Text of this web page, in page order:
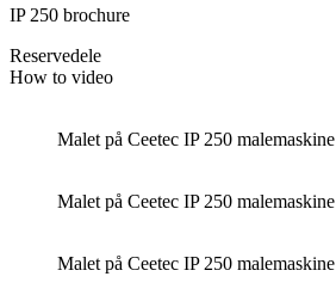
IP 250 brochure
Reservedele
How to video
Malet på Ceetec IP 250 malemaskine
Malet på Ceetec IP 250 malemaskine
Malet på Ceetec IP 250 malemaskine